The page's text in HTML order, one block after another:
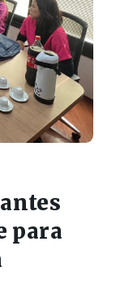
para